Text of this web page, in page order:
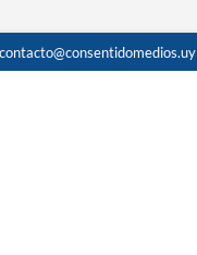
contacto@consentidomedios.uy